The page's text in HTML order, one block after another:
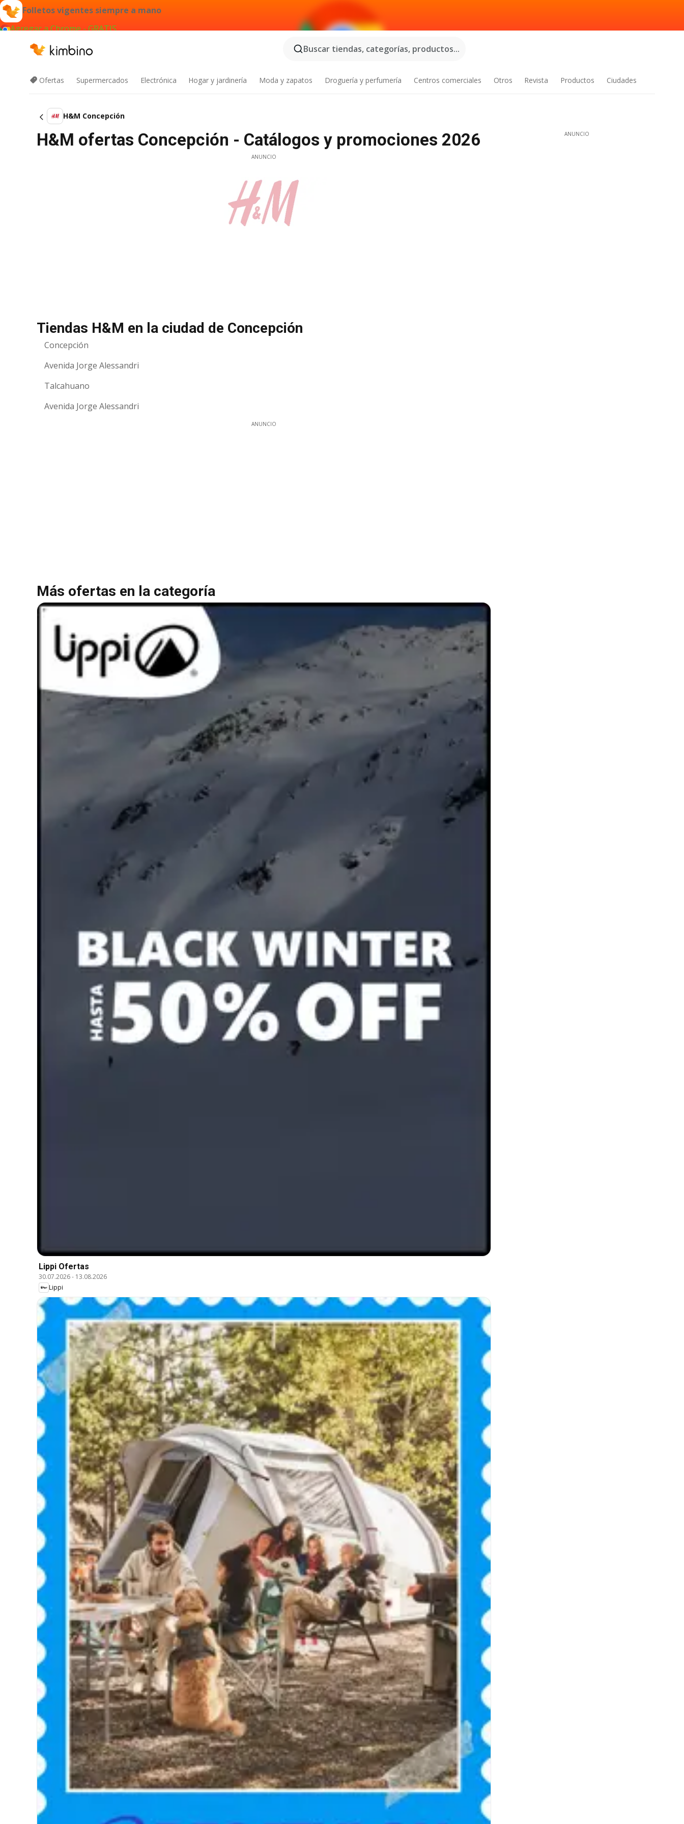
Folletos vigentes siempre a mano
Agregar a Chrome - GRATIS
Buscar tiendas, categorías, productos...
Ofertas Supermercados Electrónica Hogar y jardinería Moda y zapatos Droguería y perfumería Centros comerciales Otros Revista Productos Ciudades
H&M Concepción
H&M ofertas Concepción - Catálogos y promociones 2026
ANUNCIO
Tiendas H&M en la ciudad de Concepción
Concepción
Avenida Jorge Alessandri
Talcahuano
Avenida Jorge Alessandri
ANUNCIO
Más ofertas en la categoría
Lippi Ofertas
30.07.2026- 13.08.2026
Lippi
ANUNCIO